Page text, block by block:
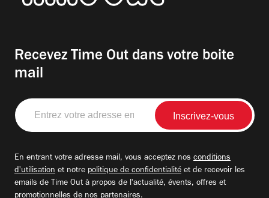
Recevez Time Out dans votre boite
mail
Entrez
votre
adresse
En entrant votre adresse mail, vous acceptez nos conditions
d'utilisation et notre politique de confidentialité et de recevoir les
emails de Time Out à propos de l'actualité, évents, offres et
promotionnelles de nos partenaires.